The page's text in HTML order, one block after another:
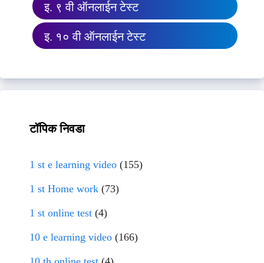
इ. ९ वी ऑनलाईन टेस्ट
इ. १० वी ऑनलाईन टेस्ट
टॉपिक निवडा
1 st e learning video (155)
1 st Home work (73)
1 st online test (4)
10 e learning video (166)